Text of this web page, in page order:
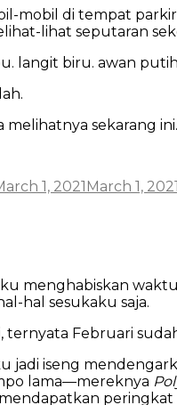
mobil di tempat
lihat seputaran
langit biru. awan
sekarang
1, 2021March 1, 2021
menghabiskan
hal sesukaku saja.
ternyata Februari
jadi iseng
lama—mereknya
peringkat